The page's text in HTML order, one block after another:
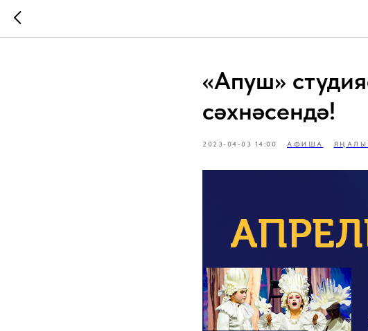
«Апуш»
сәхнәсендә!
2023-04-03 14:00 АФИША